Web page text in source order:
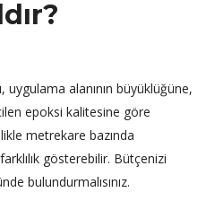
uygulama alanının büyüklüğüne,
epoksi kalitesine göre
metrekare bazında
gösterebilir. Bütçenizi
bulundurmalısınız.